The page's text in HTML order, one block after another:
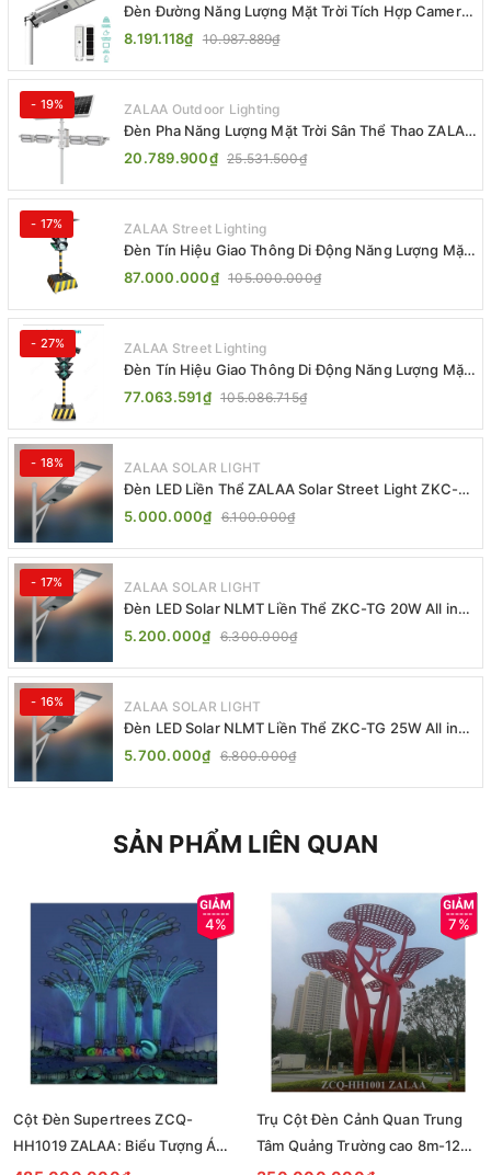
Đèn Đường Năng Lượng Mặt Trời Tích Hợp Camera
ZALAA ZL-BJ04-CCTV (80W, IP65)
8.191.118₫ 10.987.889₫
- 19% ZALAA Outdoor Lighting
Đèn Pha Năng Lượng Mặt Trời Sân Thể Thao ZALAA
Jsc Chống Nước IP65 Cao Cấp
20.789.900₫ 25.531.500₫
- 17% ZALAA Street Lighting
Đèn Tín Hiệu Giao Thông Di Động Năng Lượng Mặt
Trời ZALAA ZL-300A-D
87.000.000₫ 105.000.000₫
- 27% ZALAA Street Lighting
Đèn Tín Hiệu Giao Thông Di Động Năng Lượng Mặt
Trời ZALAA ZL-409300C
77.063.591₫ 105.086.715₫
- 18% ZALAA SOLAR LIGHT
Đèn LED Liền Thể ZALAA Solar Street Light ZKC-
TG 20W 25W 30W All In One
5.000.000₫ 6.100.000₫
- 17% ZALAA SOLAR LIGHT
Đèn LED Solar NLMT Liền Thể ZKC-TG 20W All in
One | ZALAA Street Light
5.200.000₫ 6.300.000₫
- 16% ZALAA SOLAR LIGHT
Đèn LED Solar NLMT Liền Thể ZKC-TG 25W All in
One | ZALAA Street Light
5.700.000₫ 6.800.000₫
SẢN PHẨM LIÊN QUAN
4%
Cột Đèn Supertrees ZCQ-
HH1019 ZALAA: Biểu Tượng Ánh
Sáng Cho Đại Đô Thị
7%
Trụ Cột Đèn Cảnh Quan Trung
Tâm Quảng Trường cao 8m-12m
ZCQ-HH1001 ZALAA Fortune